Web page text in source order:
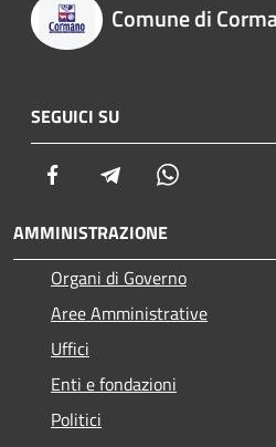
Comune di
SEGUICI SU
Facebook Telegram
AMMINISTRAZIONE
Organi di Governo
Aree Amministrative
Uffici
Enti e fondazioni
Politici